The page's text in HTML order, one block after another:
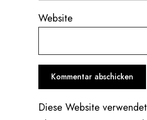
Website
Diese Website verwendet